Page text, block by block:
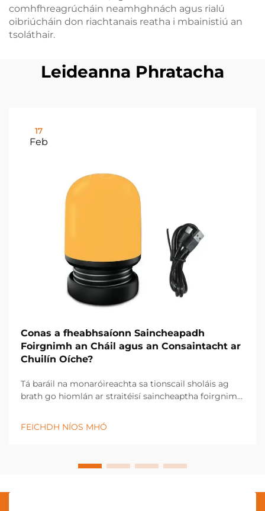
comhfhreagrúcháin neamhghnách agus rialú
oibriúcháin don riachtanais reatha i mbainistiú an
tsoláthair.
Leideanna Phratacha
17
Feb
Conas a fheabhsaíonn Saincheapadh
Foirgnimh an Cháil agus an Consaintacht ar
Chuilín Oíche?
Tá baráil na monaróireachta sa tionscail sholáis ag
brath go hiomlán ar straitéisí saincheaptha foirgnimh
thoraidh táirge cothrom. Úsáideann monaróirí soláis
nua-aimseartha teicneolaíocht chun saincheapadh
FEICHDH NÍOS MHÓ